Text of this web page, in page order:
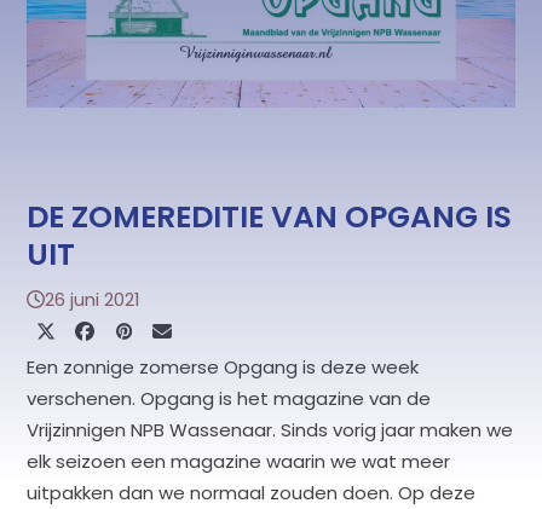
DE ZOMEREDITIE VAN OPGANG IS
UIT
26 juni 2021
Een zonnige zomerse Opgang is deze week
verschenen. Opgang is het magazine van de
Vrijzinnigen NPB Wassenaar. Sinds vorig jaar maken we
elk seizoen een magazine waarin we wat meer
uitpakken dan we normaal zouden doen. Op deze